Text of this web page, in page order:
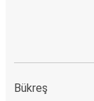
Bükreş